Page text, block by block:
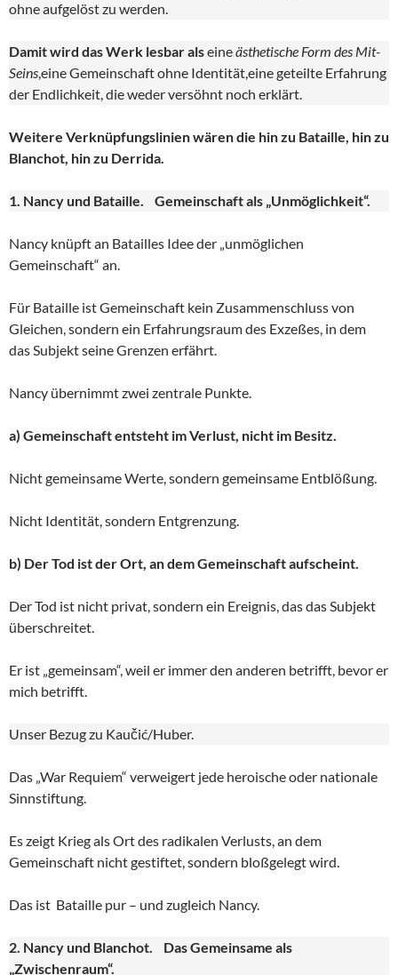
ohne aufgelöst zu werden.
Damit wird das Werk lesbar alseineästhetische Form des Mit-
Seins,eine Gemeinschaft ohne Identität,eine geteilte Erfahrung
der Endlichkeit, die weder versöhnt noch erklärt.
Weitere Verknüpfungslinien wären die hin zu Bataille, hin zu
Blanchot, hin zu Derrida.
1. Nancy und Bataille. Gemeinschaft als „Unmöglichkeit“.
Nancy knüpft an Batailles Idee der „unmöglichen
Gemeinschaft“ an.
Für Bataille ist Gemeinschaft kein Zusammenschluss von
Gleichen, sondern ein Erfahrungsraum des Exzeßes, in dem
das Subjekt seine Grenzen erfährt.
Nancy übernimmt zwei zentrale Punkte.
a) Gemeinschaft entsteht im Verlust, nicht im Besitz.
Nicht gemeinsame Werte, sondern gemeinsame Entblößung.
Nicht Identität, sondern Entgrenzung.
b) Der Tod ist der Ort, an dem Gemeinschaft aufscheint.
Der Tod ist nicht privat, sondern ein Ereignis, das das Subjekt
überschreitet.
Er ist „gemeinsam“, weil er immer den anderen betrifft, bevor er
mich betrifft.
Unser Bezug zu Kaučić/Huber.
Das „War Requiem“ verweigert jede heroische oder nationale
Sinnstiftung.
Es zeigt Krieg als Ort des radikalen Verlusts, an dem
Gemeinschaft nicht gestiftet, sondern bloßgelegt wird.
Das ist Bataille pur – und zugleich Nancy.
2. Nancy und Blanchot. Das Gemeinsame als
„Zwischenraum“.